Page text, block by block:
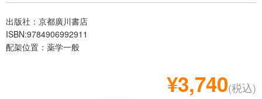
出版社：京都廣川書店
ISBN:9784906992911
配架位置：薬学一般
¥3,740(税込)